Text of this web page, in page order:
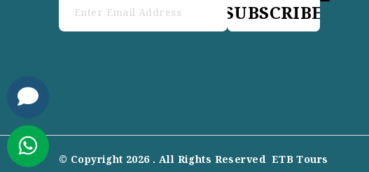
SUBSCRIBE
© Copyright 2026 . All Rights Reserved ETB Tours